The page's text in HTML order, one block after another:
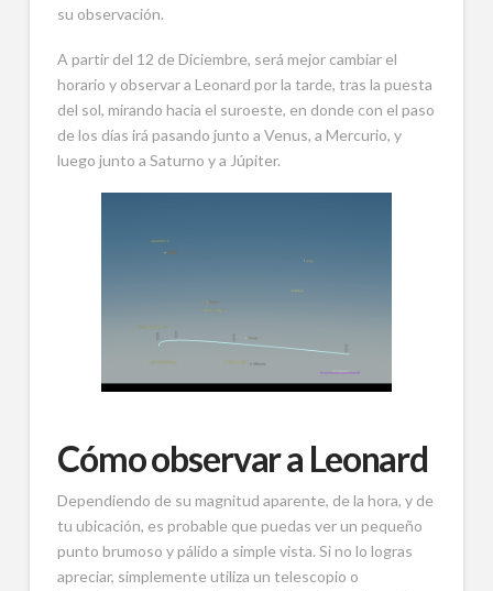
su observación.
A partir del 12 de Diciembre, será mejor cambiar el
horario y observar a Leonard por la tarde, tras la puesta
del sol, mirando hacia el suroeste, en donde con el paso
de los días irá pasando junto a Venus, a Mercurio, y
luego junto a Saturno y a Júpiter.
Cómo observar a Leonard
Dependiendo de su magnitud aparente, de la hora, y de
tu ubicación, es probable que puedas ver un pequeño
punto brumoso y pálido a simple vista. Si no lo logras
apreciar, simplemente utiliza un telescopio o